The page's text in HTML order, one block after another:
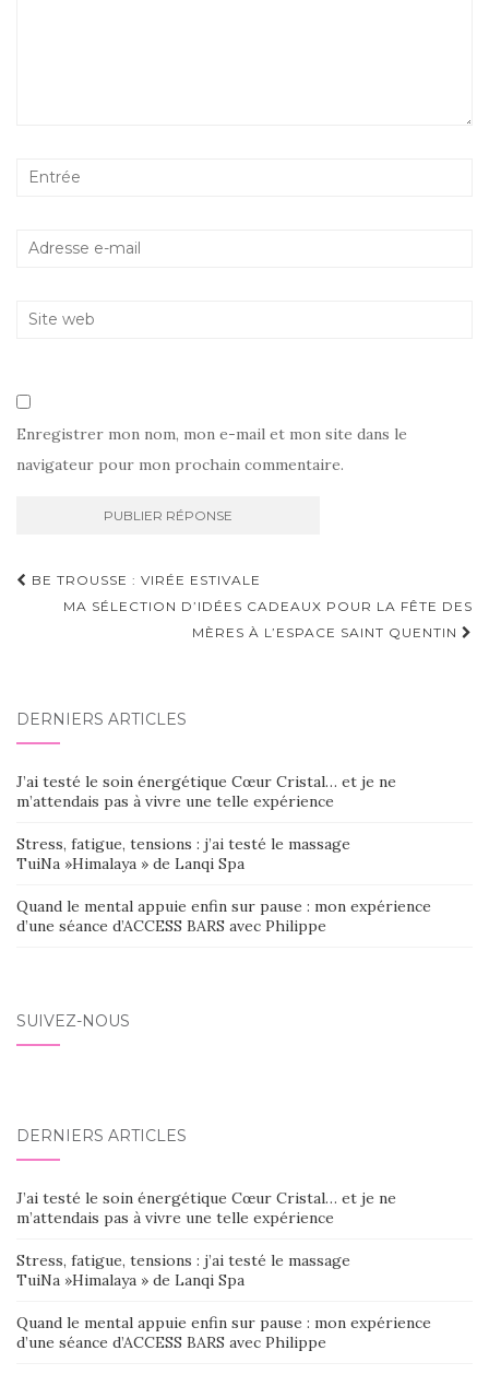
Enregistrer mon nom, mon e-mail et mon site dans le
navigateur pour mon prochain commentaire.
Navigation
d'article
BE TROUSSE : VIRÉE ESTIVALE
MA SÉLECTION D’IDÉES CADEAUX POUR LA FÊTE DES
MÈRES À L’ESPACE SAINT QUENTIN
DERNIERS ARTICLES
J’ai testé le soin énergétique Cœur Cristal… et je ne
m’attendais pas à vivre une telle expérience
Stress, fatigue, tensions : j’ai testé le massage
TuiNa »Himalaya » de Lanqi Spa
Quand le mental appuie enfin sur pause : mon expérience
d’une séance d’ACCESS BARS avec Philippe
SUIVEZ-NOUS
DERNIERS ARTICLES
J’ai testé le soin énergétique Cœur Cristal… et je ne
m’attendais pas à vivre une telle expérience
Stress, fatigue, tensions : j’ai testé le massage
TuiNa »Himalaya » de Lanqi Spa
Quand le mental appuie enfin sur pause : mon expérience
d’une séance d’ACCESS BARS avec Philippe